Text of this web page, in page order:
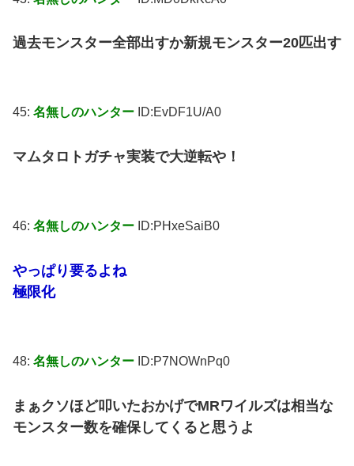
過去モンスター全部出すか新規モンスター20匹出す
45: 名無しのハンター ID:EvDF1U/A0
マムタロトガチャ実装で大逆転や！
46: 名無しのハンター ID:PHxeSaiB0
やっぱり要るよね
極限化
48: 名無しのハンター ID:P7NOWnPq0
まぁクソほど叩いたおかげでMRワイルズは相当な
モンスター数を確保してくると思うよ